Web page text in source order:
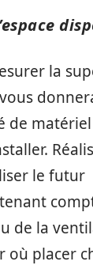
la
de matériel
le futur
de la
où placer